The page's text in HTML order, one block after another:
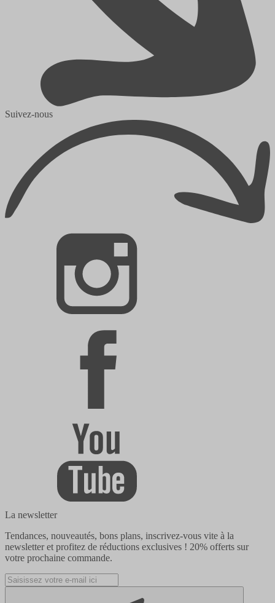
Suivez-nous
La newsletter
Tendances, nouveautés, bons plans, inscrivez-vous vite à la
newsletter et profitez de réductions exclusives ! 20% offerts sur
votre prochaine commande.